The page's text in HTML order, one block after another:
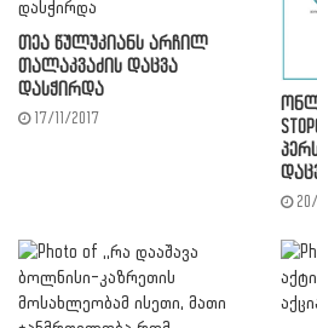
თეა წულუკიანს არჩილ
თალაკვაძის დაცვა
დასჭირდა
17/11/2017